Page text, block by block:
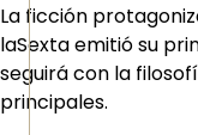
La ficción
laSexta emitió su
seguirá con la
principales.